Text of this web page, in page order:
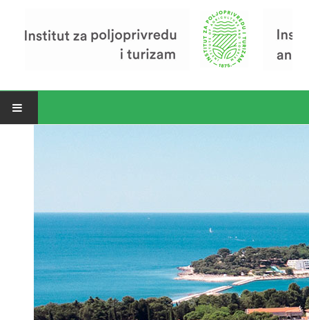
Zavod za poljoprivredu i prehranu
Zavod za ekonomiku i razvoj poljoprivrede
Zavod za turizam
Pokusno poljoprivredno imanje
Zaposlenici
Euraxess
Misija i vizija